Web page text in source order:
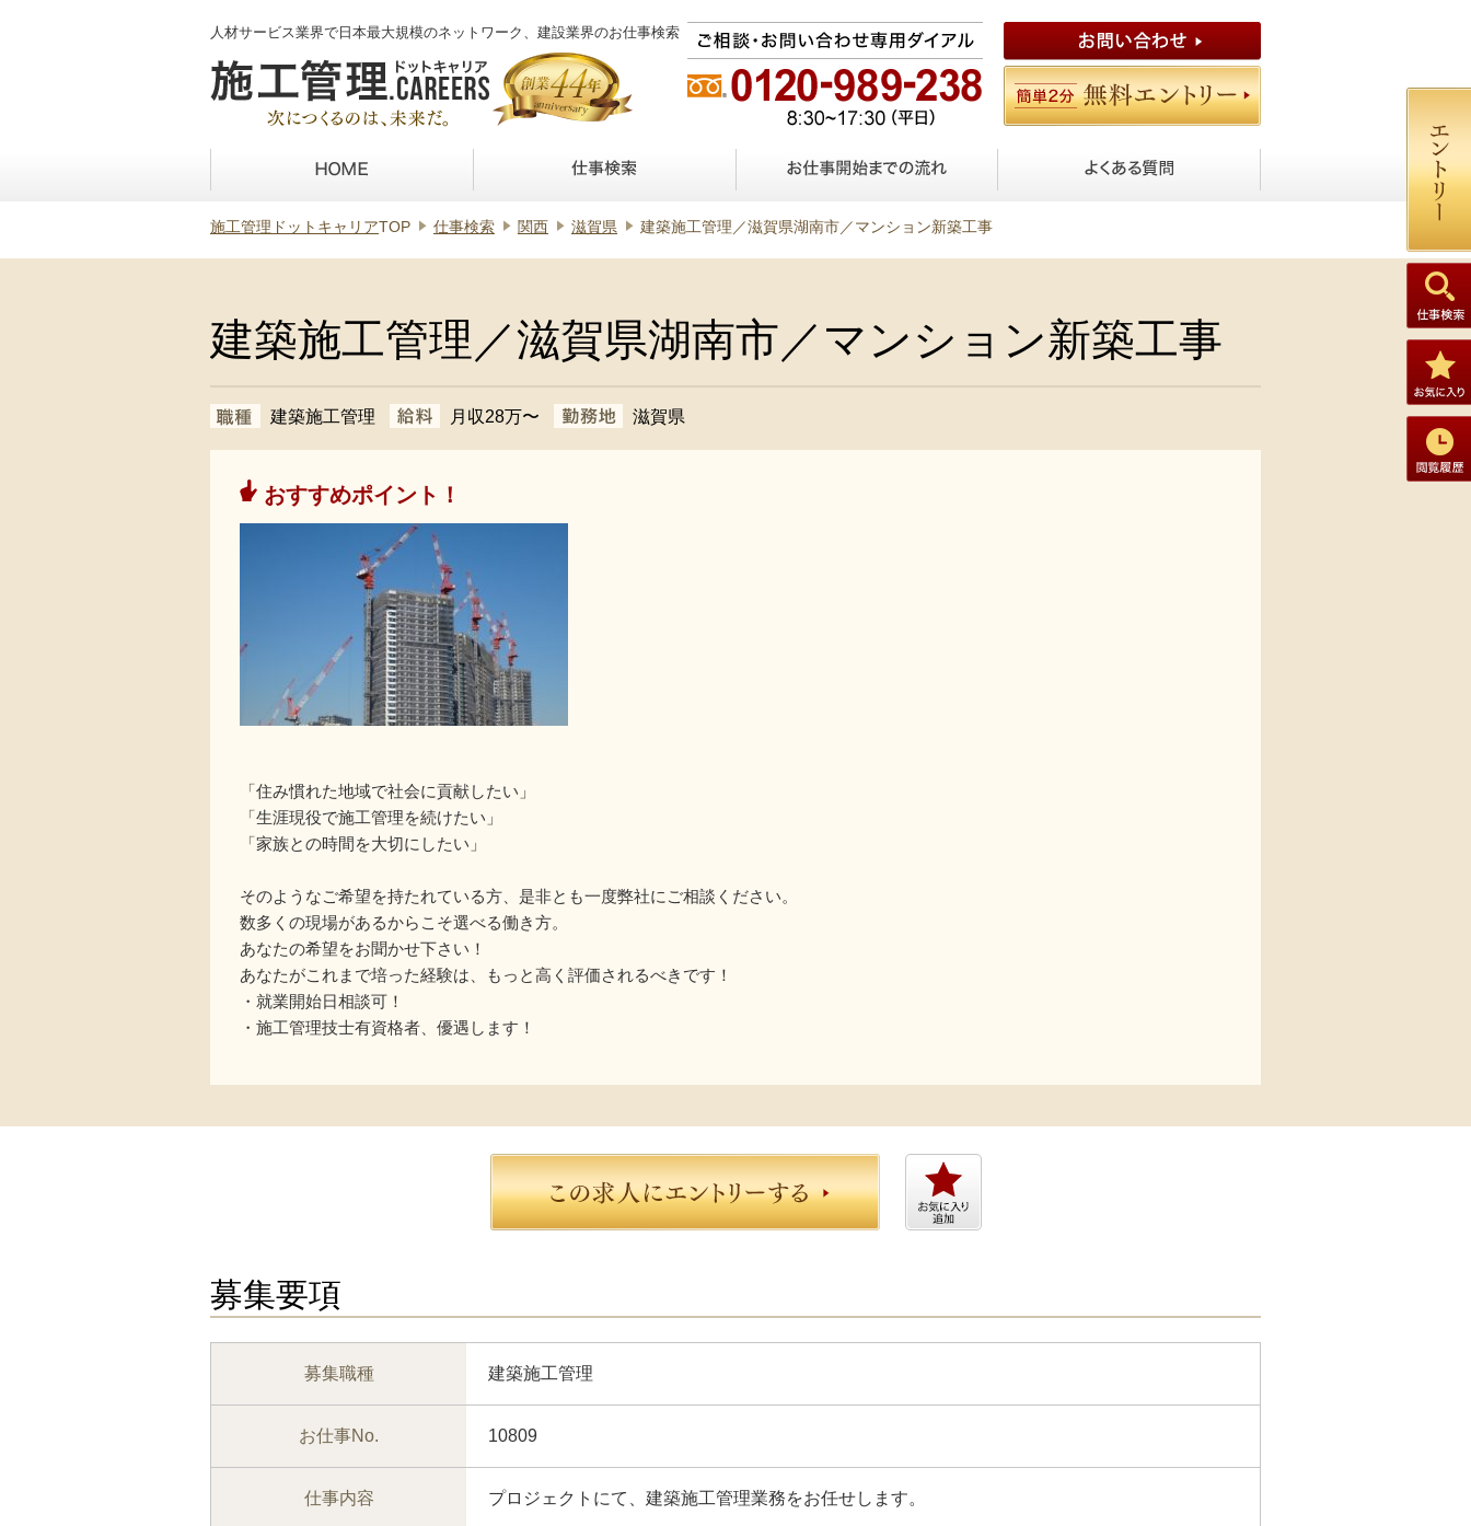
人材サービス業界で日本最大規模のネットワーク、建設業界のお仕事検索
施工管理ドットキャリアTOP 仕事検索 関西 滋賀県 建築施工管理／滋賀県湖南市／マンション新築工事
建築施工管理／滋賀県湖南市／マンション新築工事
建築施工管理 月収28万〜 滋賀県
おすすめポイント！
「住み慣れた地域で社会に貢献したい」
「生涯現役で施工管理を続けたい」
「家族との時間を大切にしたい」
そのようなご希望を持たれている方、是非とも一度弊社にご相談ください。
数多くの現場があるからこそ選べる働き方。
あなたの希望をお聞かせ下さい！
あなたがこれまで培った経験は、もっと高く評価されるべきです！
・就業開始日相談可！
・施工管理技士有資格者、優遇します！
募集要項
募集職種 建築施工管理
お仕事No. 10809
仕事内容 プロジェクトにて、建築施工管理業務をお任せします。